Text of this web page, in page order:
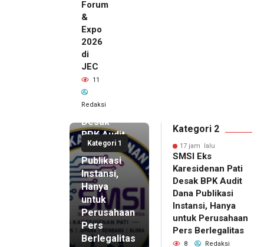
Forum
&
Expo
2026
di
JEC
11
Redaksi
Kategori 1
SMSI Eks
Karesidenan
Pati
Desak
BPK Audit
Dana
Publikasi
Instansi,
Hanya
untuk
Perusahaan
Pers
Berlegalitas
17 jam lalu
Ketum
Kategori 2
17 jam lalu
SMSI Eks
Karesidenan Pati
Desak BPK Audit
Dana Publikasi
Instansi, Hanya
untuk Perusahaan
Pers Berlegalitas
8 Redaksi